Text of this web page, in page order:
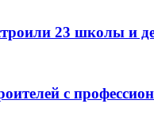
23 школы и
с